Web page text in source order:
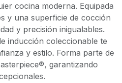
cocina moderna. Equipada
y una superficie de cocción
y precisión inigualables.
inducción coleccionable te
y estilo. Forma parte de
garantizando